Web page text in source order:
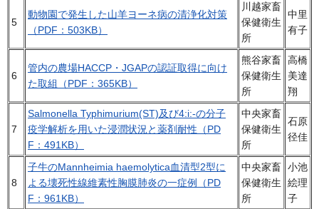
5
動物園で発生した山羊ヨーネ病の清浄化対策
（PDF：503KB）
川越家畜
保健衛生
所
中里
有子
6
管内の農場HACCP・JGAPの認証取得に向け
た取組（PDF：365KB）
熊谷家畜
保健衛生
所
高橋
美達
翔
7
Salmonella Typhimurium(ST)及び4:i:-の分子
疫学解析を用いた浸潤状況と薬剤耐性（PD
F：491KB）
中央家畜
保健衛生
所
石原
径佳
8
子牛のMannheimia haemolytica血清型2型に
よる壊死性線維素性胸膜肺炎の一症例（PD
F：961KB）
中央家畜
保健衛生
所
小池
絵理
子